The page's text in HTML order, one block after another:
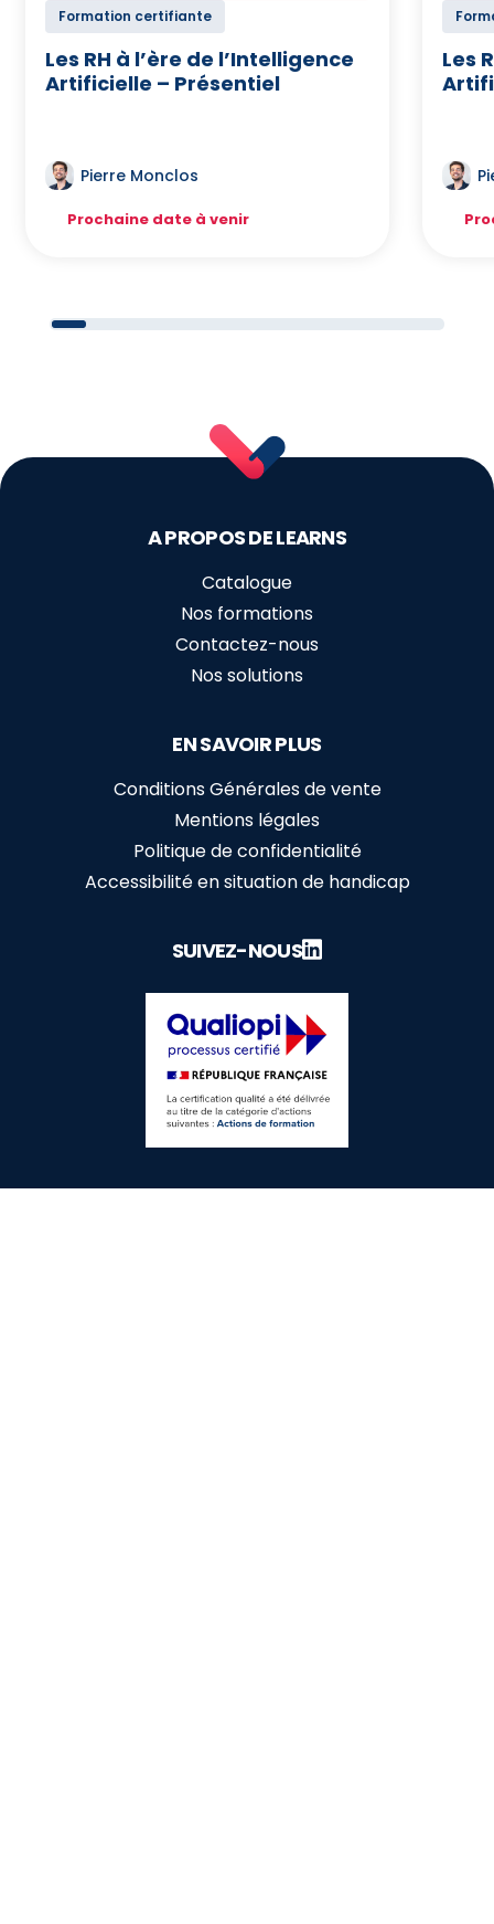
Formation certifiante
Les RH à l’ère de l’Intelligence
Artificielle – Présentiel
Pierre Monclos
Prochaine date à venir
Les
A PROPOS DE LEARNS
Catalogue
Nos formations
Contactez-nous
Nos solutions
EN SAVOIR PLUS
Conditions Générales de vente
Mentions légales
Politique de confidentialité
Accessibilité en situation de handicap
SUIVEZ-NOUS